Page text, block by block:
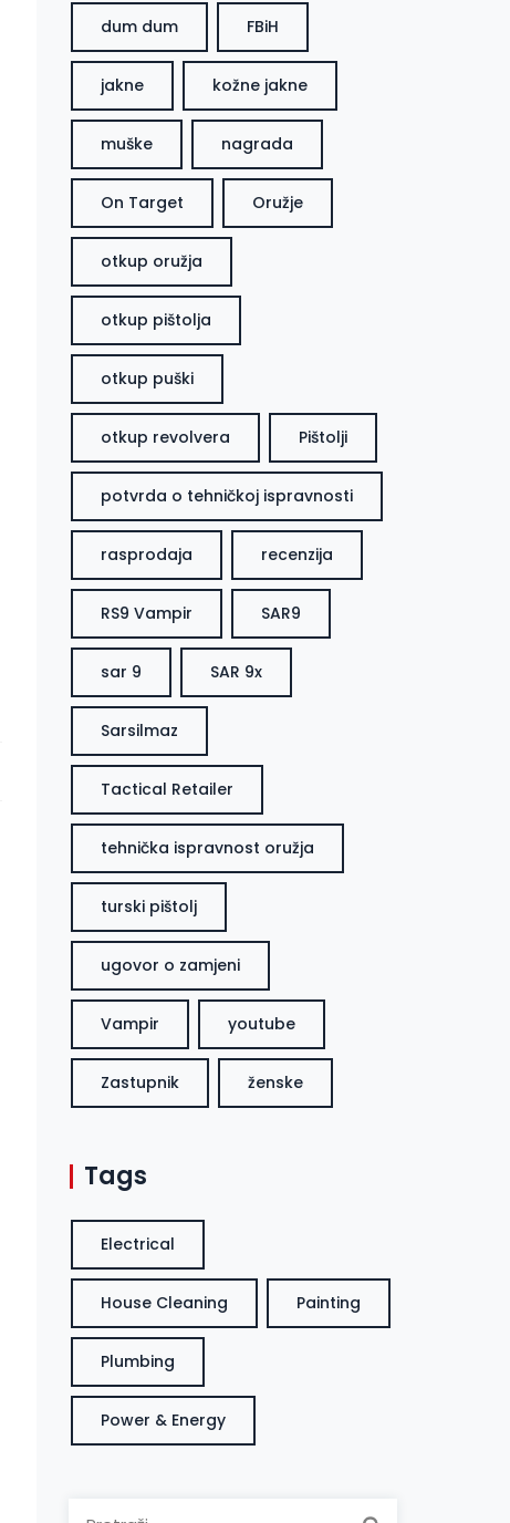
dum dum FBiH
jakne kožne jakne
muške nagrada
On Target Oružje
otkup oružja
otkup pištolja
otkup puški
otkup revolvera Pištolji
potvrda o tehničkoj ispravnosti
rasprodaja recenzija
RS9 Vampir SAR9
sar 9 SAR 9x
Sarsilmaz
Tactical Retailer
tehnička ispravnost oružja
turski pištolj
ugovor o zamjeni
Vampir youtube
Zastupnik ženske
Tags
Electrical
House Cleaning Painting
Plumbing
Power & Energy